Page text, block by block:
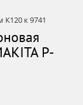
к 9741
P-